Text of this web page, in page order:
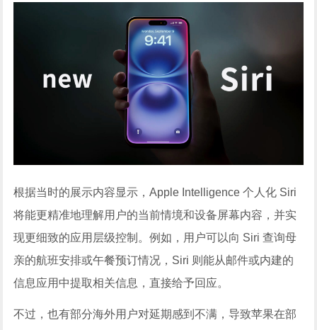
根据当时的展示内容显示，Apple Intelligence 个人化 Siri
将能更精准地理解用户的当前情境和设备屏幕内容，并实
现更细致的应用层级控制。例如，用户可以向 Siri 查询母
亲的航班安排或午餐预订情况，Siri 则能从邮件或内建的
信息应用中提取相关信息，直接给予回应。
不过，也有部分海外用户对延期感到不满，导致苹果在部